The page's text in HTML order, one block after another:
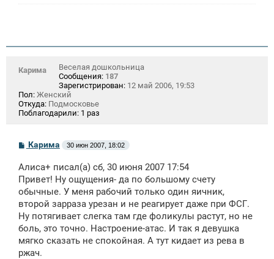
Карима
Веселая дошкольница
Сообщения: 187
Зарегистрирован: 12 май 2006, 19:53
Пол: Женский
Откуда: Подмосковье
Поблагодарили: 1 раз
С
о
б
щ
е
н
и
Карима 30 июн 2007, 18:02
Алиса+ писал(а) сб, 30 июня 2007 17:54
Привет! Ну ощущения- да по большому счету
обычные. У меня рабочий только один яичник,
второй зарраза урезан и не реагирует даже при ФСГ.
Ну потягивает слегка там где фоликулы растут, но не
боль, это точно. Настроение-атас. И так я девушка
мягко сказать не спокойная. А тут кидает из рева в
ржач.